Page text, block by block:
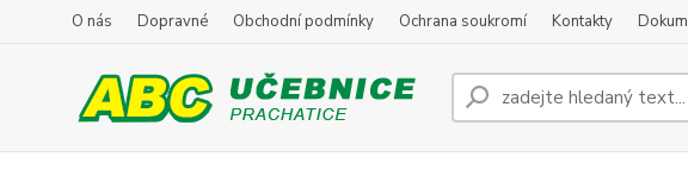
O nás Dopravné Obchodní podmínky Ochrana soukromí Kontakty